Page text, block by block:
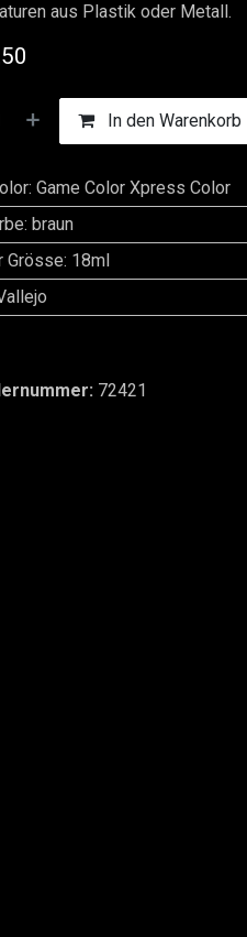
aus Plastik oder Metall.
In den Warenkorb
: Game Color Xpress Color
: braun
Grösse: 18ml
72421